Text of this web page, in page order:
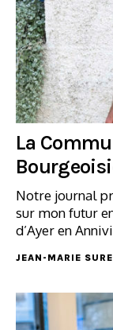
La
Notre journal
sur mon futur
d’Ayer en
JEAN-MARIE